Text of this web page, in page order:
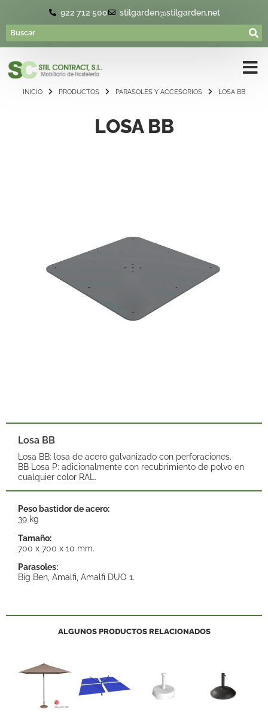
922 712 500 stilgarden@stilgarden.net
INICIO PRODUCTOS PARASOLES Y ACCESORIOS LOSA BB
LOSA BB
Losa BB
Losa BB: losa de acero galvanizado con perforaciones.
BB Losa P: adicionalmente con recubrimiento de polvo en
cualquier color RAL.
Peso bastidor de acero:
39 kg
Tamaño:
700 x 700 x 10 mm.
Parasoles:
Big Ben, Amalfi, Amalfi DUO 1.
ALGUNOS PRODUCTOS RELACIONADOS